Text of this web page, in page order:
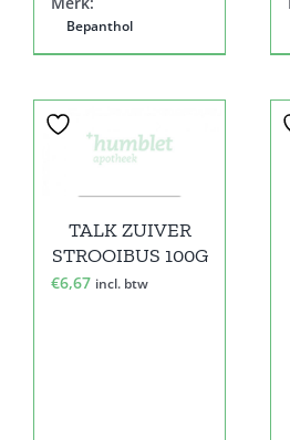
Bepanthol
TALK ZUIVER
STROOIBUS 100G
€6,67 incl. btw